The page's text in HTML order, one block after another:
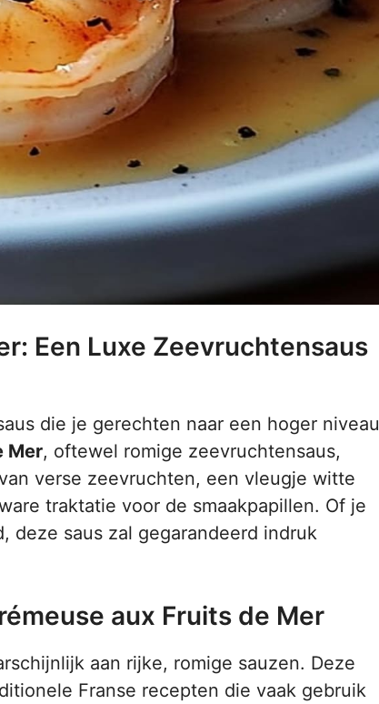
Een Luxe Zeevruchtensaus
die je gerechten naar een hoger niveau
Mer, oftewel romige zeevruchtensaus,
verse zeevruchten, een vleugje witte
traktatie voor de smaakpapillen. Of je
deze saus zal gegarandeerd indruk
aux Fruits de Mer
aan rijke, romige sauzen. Deze
Franse recepten die vaak gebruik